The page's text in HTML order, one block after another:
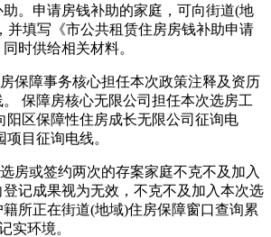
。申请房钱补助的家庭，可向街道(地
并填写《市公共租赁住房房钱补助申请
时供给相关材料。
障事务核心担任本次政策注释及资历
保障房核心无限公司担任本次选房工
阳区保障性住房成长无限公司征询电
目征询电线。
或签约两次的存案家庭不克不及加入
记成果视为无效，不克不及加入本次选
所正在街道(地域)住房保障窗口查询累
实环境。